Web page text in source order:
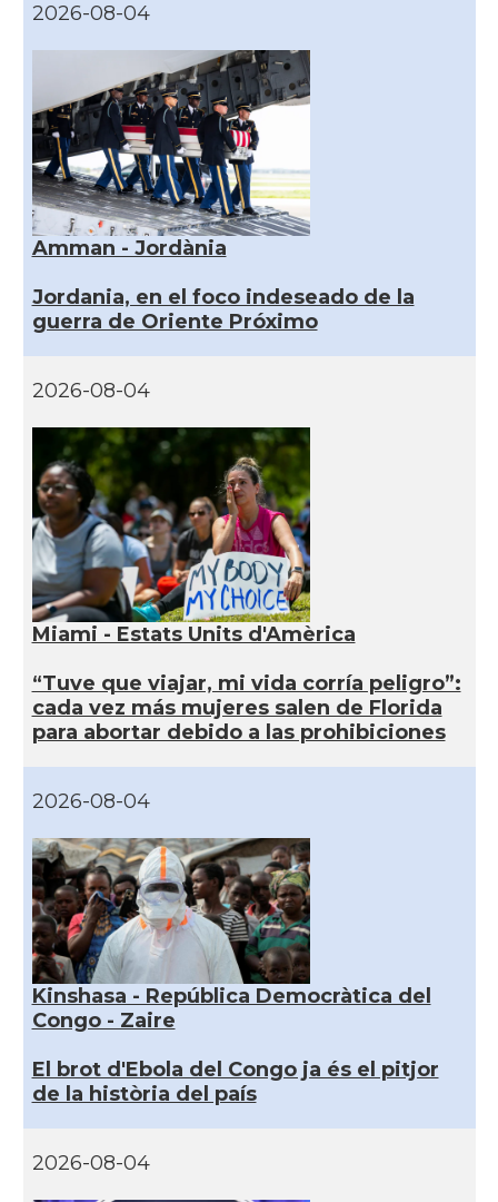
2026-08-04
Amman - Jordània
Jordania, en el foco indeseado de la
guerra de Oriente Próximo
2026-08-04
Miami - Estats Units d'Amèrica
“Tuve que viajar, mi vida corría peligro”:
cada vez más mujeres salen de Florida
para abortar debido a las prohibiciones
2026-08-04
Kinshasa - República Democràtica del
Congo - Zaire
El brot d'Ebola del Congo ja és el pitjor
de la història del país
2026-08-04